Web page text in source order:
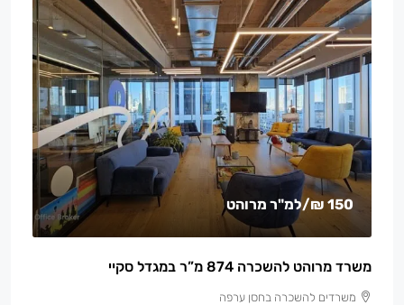
150 ₪ /למ"ר מרוהט
משרד מרוהט להשכרה 874 מ”ר במגדל סקיי
משרדים להשכרה בחסן ערפה